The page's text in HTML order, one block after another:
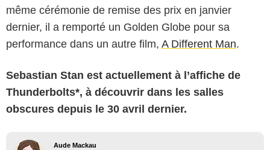
même cérémonie de remise des prix en janvier
dernier, il a remporté un Golden Globe pour sa
performance dans un autre film, A Different Man.
Sebastian Stan est actuellement à l’affiche de
Thunderbolts*, à découvrir dans les salles
obscures depuis le 30 avril dernier.
Aude Mackau